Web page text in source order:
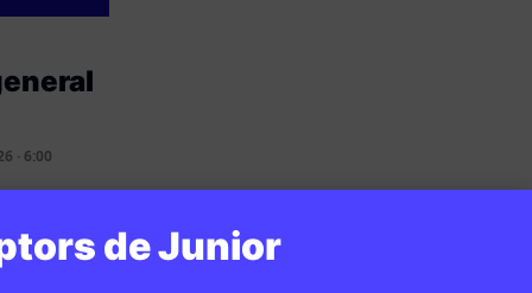
de Junior
· 6:00